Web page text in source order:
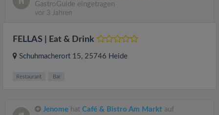
GastroGuide eingetragen
vor 3 Jahren
FELLAS | Eat & Drink
Schuhmacherort 15, 25746 Heide
Restaurant Bar
Jenome hat Café & Bistro Am Markt auf